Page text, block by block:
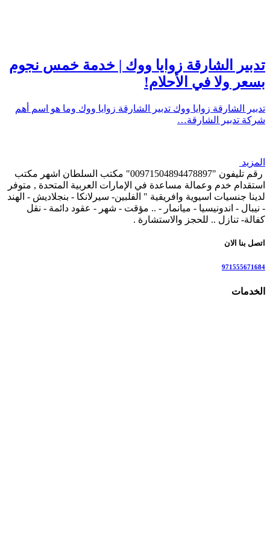
تدبير الشارقة زوايا ووك | خدمة خمس نجوم
بسعر ولا في الأحلام!
تدبير الشارقة زوايا ووك تدبير الشارقة زوايا ووك وما هو اسم أهم
شركة تدبير الشارقة…
المزيد
رقم تليفون "00971504894478897" مكتب السلطان اشهر مكتب
استقدام خدم وعمالة مساعدة في الإمارات العربية المتحدة , متوفر
لدينا جنسيات اسيوية وافريقية " الفلبين- سيرلانكا - بنجلاديش - الهند
- نيبال - اندونيسيا - ميانمار - .. مؤقت - شهر - عقود دائمة - نقل
كفالة- تنازل .. للحجز والاستشارة .
اتصل بنا الان
971555671684
الخدمات